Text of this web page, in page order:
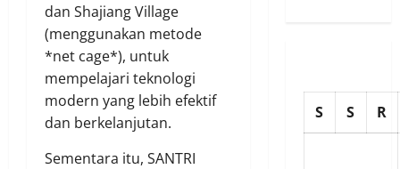
dan Shajiang Village
(menggunakan metode
*net cage*), untuk
mempelajari teknologi
modern yang lebih efektif
dan berkelanjutan.
Sementara itu, SANTRI
S S R